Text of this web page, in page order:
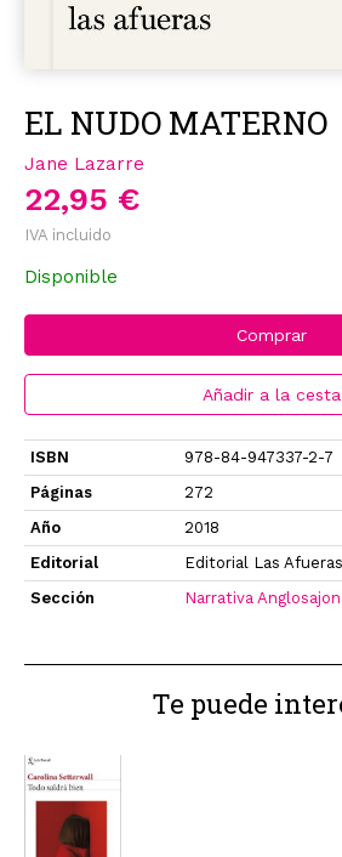
EL NUDO MATERNO
Jane Lazarre
22,95 €
IVA incluido
Disponible
Comprar
Añadir a la cesta
ISBN
978-84-947337-2-7
Páginas
272
Año
2018
Editorial
Editorial Las Afueras
Sección
Narrativa
Te puede